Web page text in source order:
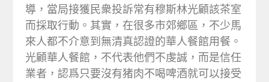
導，當局接獲民衆投訴常有穆斯林光顧該茶室
而採取行動。其實，在很多市郊鄉區，不少馬
來人都不介意到無清真認證的華人餐館用餐。
光顧華人餐館，不代表他們不虔誠，而是信任
業者，認爲只要沒有猪肉不喝啤酒就可以接受